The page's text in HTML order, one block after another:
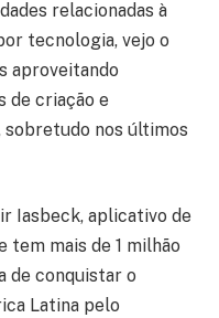
relacionadas à
por tecnologia, vejo o
aproveitando
de criação e
nos últimos
Iasbeck, aplicativo de
tem mais de 1 milhão
de conquistar o
Latina pelo